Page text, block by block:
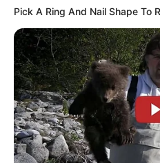
Pick A Ring And Nail Shape To